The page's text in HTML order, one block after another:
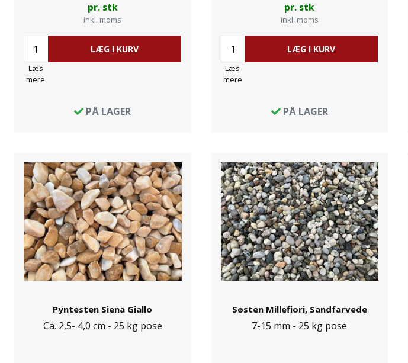
pr. stk
inkl. moms
Læs
mere
LÆG I KURV
PÅ LAGER
pr. stk
inkl. moms
Læs
mere
LÆG I KURV
PÅ LAGER
Pyntesten Siena Giallo
Ca. 2,5- 4,0 cm - 25 kg pose
Søsten Millefiori, Sandfarvede
7-15 mm - 25 kg pose